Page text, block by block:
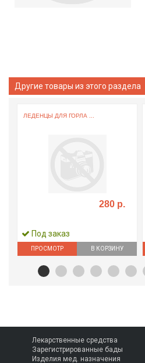
Другие товары из этого раздела
ЛЕДЕНЦЫ ДЛЯ ГОРЛА ...
280 р.
Под заказ
ПРОСМОТР В КОРЗИНУ
Лекарственные средства
Зарегистрированные бады
Изделия мед. назначения